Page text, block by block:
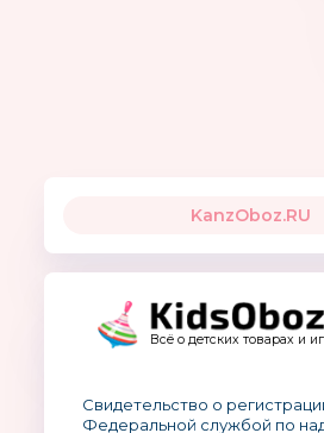
KanzOboz.RU
Всё о детских товарах и
Свидетельство о
Федеральной службой по